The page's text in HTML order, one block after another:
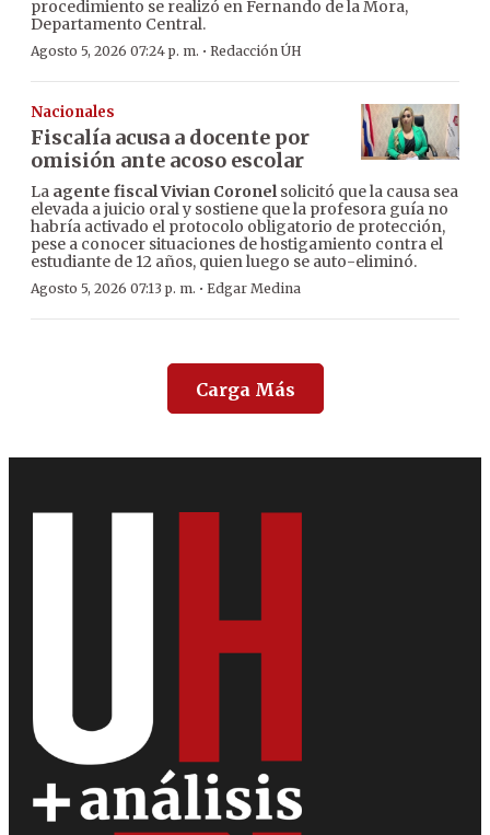
procedimiento se realizó en Fernando de la Mora,
Departamento Central.
Agosto 5, 2026 07:24 p. m. · Redacción ÚH
Nacionales
Fiscalía acusa a docente por
omisión ante acoso escolar
La agente fiscal Vivian Coronelsolicitó que la causa sea
elevada a juicio oral y sostiene que la profesora guía no
habría activado el protocolo obligatorio de protección,
pese a conocer situaciones de hostigamiento contra el
estudiante de 12 años, quien luego se auto-eliminó.
Agosto 5, 2026 07:13 p. m. · Edgar Medina
Carga Más